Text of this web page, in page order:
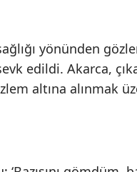
yönünden
edildi. Akarca,
altına alınmak